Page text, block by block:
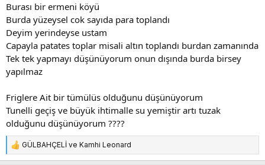
Burası bir ermeni köyü
Burda yüzeysel cok sayıda para toplandı
Deyim yerindeyse ustam
Capayla patates toplar misali altın toplandı burdan zamanında
Tek tek yapmayı düşünüyorum onun dışında burda birsey
yapılmaz
Friglere Ait bir tümülüs olduğunu düşünüyorum
Tunelli geçiş ve büyük ihtimalle su yemiştir artı tuzak
olduğunu düşünüyorum ????
T
e
GÜLBAHÇELİ ve Kamhi Leonard